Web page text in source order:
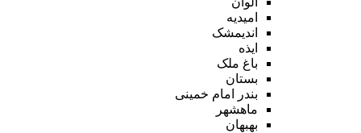
امیدیه
اندیمشک
ایذه
باغ ملک
بستان
بندر امام خمینی
ماهشهر
بهبهان